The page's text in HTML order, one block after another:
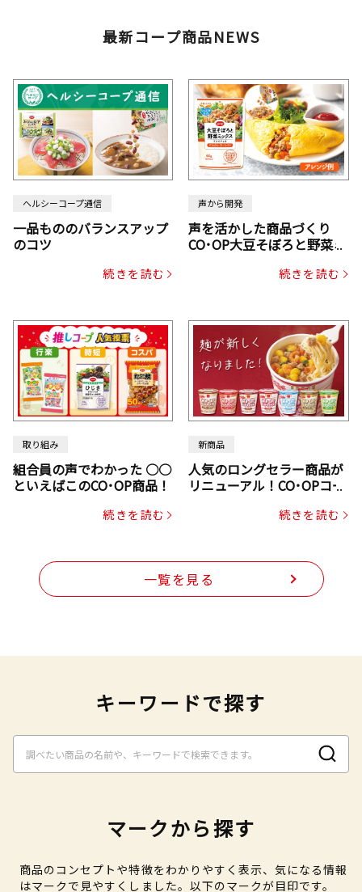
最新コープ商品NEWS
ヘルシーコープ通信
一品もののバランスアップ
のコツ
続きを読む
声から開発
声を活かした商品づくり
CO･OP大豆そぼろと野菜ミ
じん・コーン入り）続きを読む
取り組み
組合員の声でわかった ○○
といえばこのCO･OP商品！
続きを読む
新商品
人気のロングセラー商品が
リニューアル！CO･OPコー
続きを読む
一覧を見る
キーワードで探す
マークから探す
商品のコンセプトや特徴をわかりやすく表示、気になる情報
はマークで見やすくしました。以下のマークが目印です。